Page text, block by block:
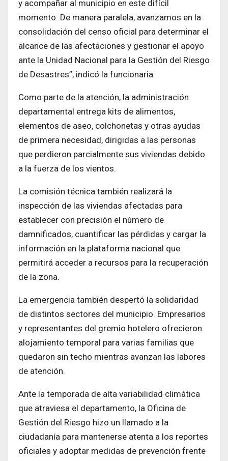
y acompañar al municipio en este difícil
momento. De manera paralela, avanzamos en la
consolidación del censo oficial para determinar el
alcance de las afectaciones y gestionar el apoyo
ante la Unidad Nacional para la Gestión del Riesgo
de Desastres”, indicó la funcionaria.
Como parte de la atención, la administración
departamental entrega kits de alimentos,
elementos de aseo, colchonetas y otras ayudas
de primera necesidad, dirigidas a las personas
que perdieron parcialmente sus viviendas debido
a la fuerza de los vientos.
La comisión técnica también realizará la
inspección de las viviendas afectadas para
establecer con precisión el número de
damnificados, cuantificar las pérdidas y cargar la
información en la plataforma nacional que
permitirá acceder a recursos para la recuperación
de la zona.
La emergencia también despertó la solidaridad
de distintos sectores del municipio. Empresarios
y representantes del gremio hotelero ofrecieron
alojamiento temporal para varias familias que
quedaron sin techo mientras avanzan las labores
de atención.
Ante la temporada de alta variabilidad climática
que atraviesa el departamento, la Oficina de
Gestión del Riesgo hizo un llamado a la
ciudadanía para mantenerse atenta a los reportes
oficiales y adoptar medidas de prevención frente